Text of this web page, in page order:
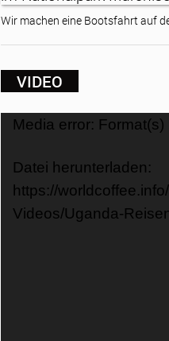
Wir machen eine Bootsfahrt auf
VIDEO
Video-
Media error:
Datei herunterladen:
https://
Videos/Uganda-